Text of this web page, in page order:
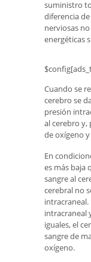
suministro
diferencia
nerviosas
energéticas
Cuando se
cerebro se
presión
al cerebro
de oxígeno
En
es más baja
sangre al
cerebral no
intracraneal
iguales, el
sangre de
oxígeno.